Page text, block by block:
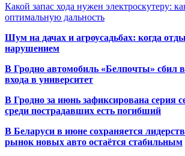
Какой запас хода нужен электроскутеру:
оптимальную дальность
Шум на дачах и агроусадьбах: когда
нарушением
В Гродно автомобиль «Белпочты» сбил
входа в университет
В Гродно за июнь зафиксирована серия
среди пострадавших есть погибший
В Беларуси в июне сохраняется
рынок новых авто остаётся стабильным